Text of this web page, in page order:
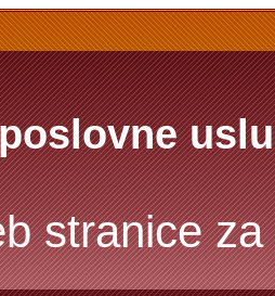
stranice